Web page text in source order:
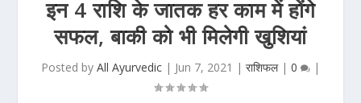
इन 4 राशि के जातक हर काम में होंगे
सफल, बाकी को भी मिलेगी खुशियां
Posted by All Ayurvedic | Jun 7, 2021 | राशिफल| 0 |